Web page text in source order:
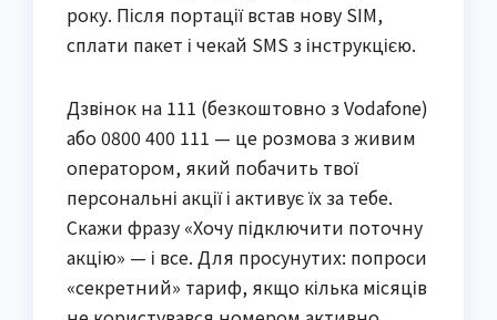
року. Після портації встав нову SIM,
сплати пакет і чекай SMS з інструкцією.
Дзвінок на 111 (безкоштовно з Vodafone)
або 0800 400 111 — це розмова з живим
оператором, який побачить твої
персональні акції і активує їх за тебе.
Скажи фразу «Хочу підключити поточну
акцію» — і все. Для просунутих: попроси
«секретний» тариф, якщо кілька місяців